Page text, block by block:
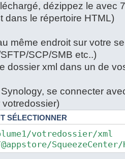
dézippez le avec
dans le répertoire HTML)
même endroit sur votre
SCP/SMB etc..)
dossier xml dans un de
se connecter
SÉLECTIONNER
votredossier/xml
SqueezeCenter/